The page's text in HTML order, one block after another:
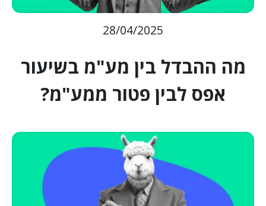
28/04/2025
מה ההבדל בין מע"מ בשיעור
אפס לבין פטור ממע"מ?